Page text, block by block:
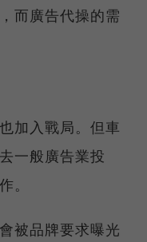
而廣告代操的需
加入戰局。但車
一般廣告業投
。
被品牌要求曝光